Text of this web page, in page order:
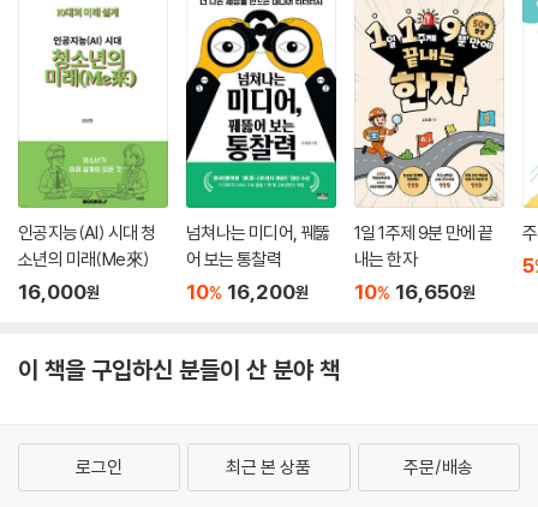
인공지능(AI) 시대 청
소년의 미래(Me來)
16,000원
넘쳐나는 미디어, 꿰뚫
어 보는 통찰력
10% 16,200원
1일 1주제 9분 만에 끝
내는 한자
10% 16,650원
5
이 책을 구입하신 분들이 산 분야 책
로그인 최근 본 상품 주문/배송